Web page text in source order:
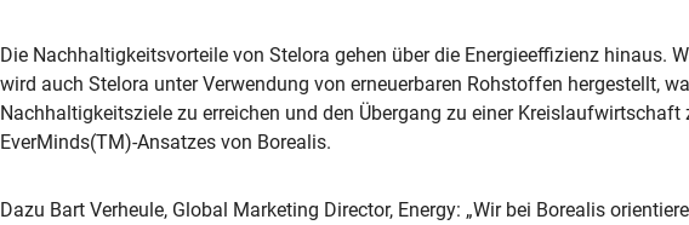
Die Nachhaltigkeitsvorteile von Stelora gehen über die Energieeffizienz hinaus.
wird auch Stelora unter Verwendung von erneuerbaren Rohstoffen hergestellt,
Nachhaltigkeitsziele zu erreichen und den Übergang zu einer
EverMinds(TM)-Ansatzes von Borealis.
Dazu Bart Verheule, Global Marketing Director, Energy: „Wir bei Borealis